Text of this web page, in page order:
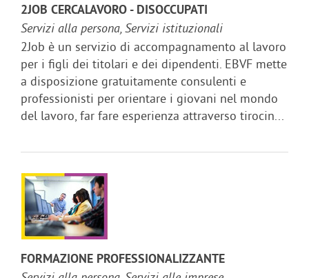
2JOB CERCALAVORO - DISOCCUPATI
Servizi alla persona, Servizi istituzionali
2Job è un servizio di accompagnamento al lavoro
per i figli dei titolari e dei dipendenti. EBVF mette
a disposizione gratuitamente consulenti e
professionisti per orientare i giovani nel mondo
del lavoro, far fare esperienza attraverso tirocin...
FORMAZIONE PROFESSIONALIZZANTE